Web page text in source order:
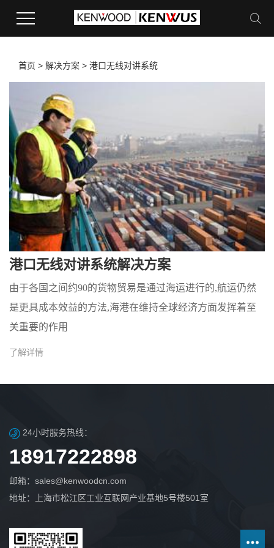
首页 > 解决方案 > 港口无线对讲系统
港口无线对讲系统解决方案
由于各国之间约90的货物贸易是通过海运进行的,航运仍然
是更具成本效益的方法,海港在维持全球经济方面发挥着至
关重要的作用
了解详情
24小时服务热线：
18917222898
邮箱：sales@kenwoodcn.com
地址：上海市松江区工业互联网产业基地5号楼501室